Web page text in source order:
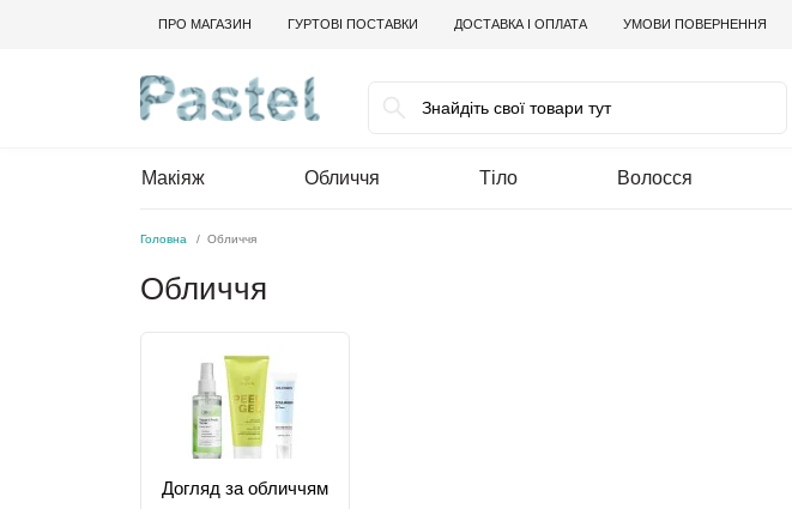
ПРО МАГАЗИН ГУРТОВІ ПОСТАВКИ ДОСТАВКА І ОПЛАТА УМОВИ ПОВЕРНЕННЯ
Макіяж Обличчя Тіло Волосся
Головна Обличчя
Обличчя
Догляд за обличчям